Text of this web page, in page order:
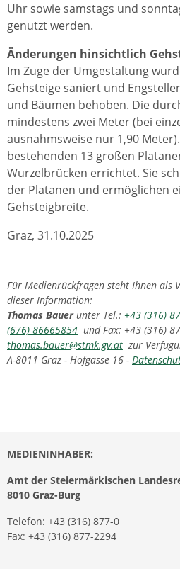
Uhr sowie samstags und
genutzt werden.
Änderungen hinsichtlich
Im Zuge der Umgestaltung
Gehsteige saniert und
und Bäumen behoben. Die
mindestens zwei Meter (bei
ausnahmsweise nur 1,90
bestehenden 13 großen
Wurzelbrücken errichtet. Sie
der Platanen und ermöglichen
Gehsteigbreite.
Graz, 31.10.2025
Für Medienrückfragen steht Ihnen als
dieser Information:
Thomas Bauerunter Tel.: +43 (316)
(676) 86665854 und Fax: +43 (316)
thomas.bauer@stmk.gv.at zur
A-8011 Graz - Hofgasse 16 -
MEDIENINHABER:
Amt der Steiermärkischen
8010 Graz-Burg
Telefon: +43 (316) 877-0
Fax: +43 (316) 877-2294